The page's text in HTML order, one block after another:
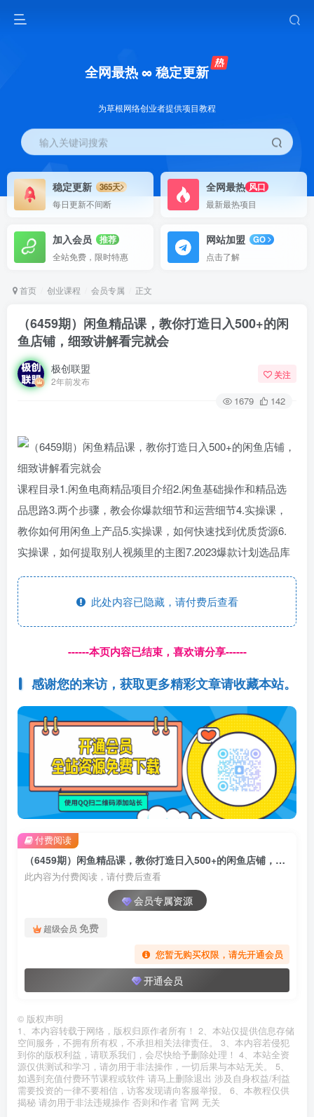
全网最热 ∞ 稳定更新
为草根网络创业者提供项目教程
输入关键词搜索
稳定更新
365天
每日更新不间断
全网最热 风口
最新最热项目
加入会员
推荐
全站免费，限时特惠
网站加盟
GO
点击了解
首页 创业课程 会员专属 正文
（6459期）闲鱼精品课，教你打造日入500+的闲
鱼店铺，细致讲解看完就会
极创联盟
2年前发布
关注
1679 142
课程目录1.闲鱼电商精品项目介绍2.闲鱼基础操作和精品选
品思路3.两个步骤，教会你爆款细节和运营细节4.实操课，
教你如何用闲鱼上产品5.实操课，如何快速找到优质货源6.
实操课，如何提取别人视频里的主图7.2023爆款计划选品库
此处内容已隐藏，请付费后查看
------本页内容已结束，喜欢请分享------
感谢您的来访，获取更多精彩文章请收藏本站。
（6459期）闲鱼精品课，教你打造日入500+的闲鱼店铺，细致讲解看完就会
此内容为付费阅读，请付费后查看
会员专属资源
超级会员 免费
您暂无购买权限，请先开通会员
开通会员
付费阅读
© 版权声明
1、本内容转载于网络，版权归原作者所有！ 2、本站仅提供信息存储
空间服务，不拥有所有权，不承担相关法律责任。 3、本内容若侵犯
到你的版权利益，请联系我们，会尽快给予删除处理！ 4、本站全资
源仅供测试和学习，请勿用于非法操作，一切后果与本站无关。 5、
如遇到充值付费环节课程或软件 请马上删除退出 涉及自身权益/利益
需要投资的一律不要相信，访客发现请向客服举报。 6、本教程仅供
揭秘 请勿用于非法违规操作 否则和作者 官网 无关